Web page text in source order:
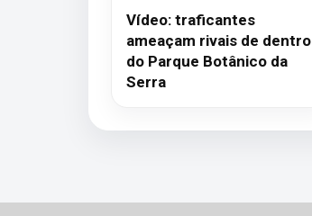
Vídeo: traficantes
ameaçam rivais de dentro
do Parque Botânico da
Serra